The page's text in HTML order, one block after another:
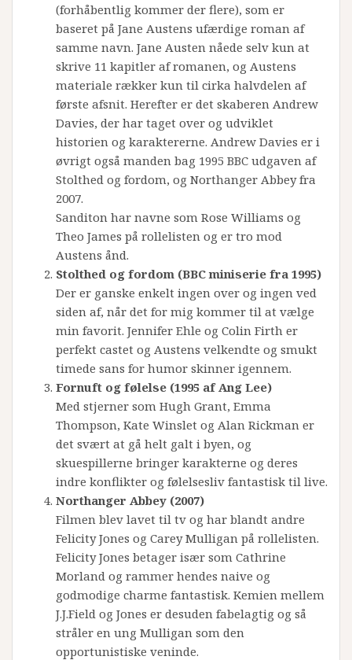
(forhåbentlig kommer der flere), som er
baseret på Jane Austens ufærdige roman af
samme navn. Jane Austen nåede selv kun at
skrive 11 kapitler af romanen, og Austens
materiale rækker kun til cirka halvdelen af
første afsnit. Herefter er det skaberen Andrew
Davies, der har taget over og udviklet
historien og karaktererne. Andrew Davies er i
øvrigt også manden bag 1995 BBC udgaven af
Stolthed og fordom, og Northanger Abbey fra
2007.
Sanditon har navne som Rose Williams og
Theo James på rollelisten og er tro mod
Austens ånd.
Stolthed og fordom (BBC miniserie fra 1995)
Der er ganske enkelt ingen over og ingen ved
siden af, når det for mig kommer til at vælge
min favorit. Jennifer Ehle og Colin Firth er
perfekt castet og Austens velkendte og smukt
timede sans for humor skinner igennem.
Fornuft og følelse (1995 af Ang Lee)
Med stjerner som Hugh Grant, Emma
Thompson, Kate Winslet og Alan Rickman er
det svært at gå helt galt i byen, og
skuespillerne bringer karakterne og deres
indre konflikter og følelsesliv fantastisk til live.
Northanger Abbey (2007)
Filmen blev lavet til tv og har blandt andre
Felicity Jones og Carey Mulligan på rollelisten.
Felicity Jones betager især som Cathrine
Morland og rammer hendes naive og
godmodige charme fantastisk. Kemien mellem
J.J.Field og Jones er desuden fabelagtig og så
stråler en ung Mulligan som den
opportunistiske veninde.